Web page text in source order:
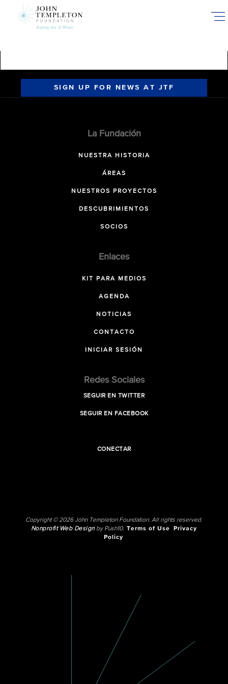
SIGN UP FOR NEWS AT JTF
La Fundación
NUESTRA HISTORIA
ÁREAS
NUESTROS PROYECTOS
DESCUBRIMIENTOS
SOCIOS
Enlaces
KIT PARA MEDIOS
AGENDA
NOTICIAS
CONTACTO
INICIAR SESIÓN
Redes Sociales
SEGUIR EN TWITTER
SEGUIR EN FACEBOOK
CONECTAR
Copyright © 2026 John Templeton Foundation. All rights reserved.
Nonprofit Web Designby Push10. Terms of Use
Privacy
Policy